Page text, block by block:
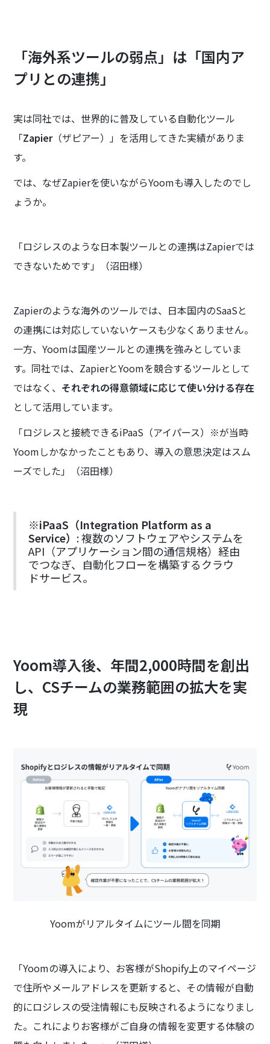
「海外系ツールの弱点」は「国内ア
プリとの連携」
実は同社では、世界的に普及している自動化ツール
「Zapier（ザピアー）」を活用してきた実績がありま
す。
では、なぜZapierを使いながらYoomも導入したのでし
ょうか。
「ロジレスのような日本製ツールとの連携はZapierでは
できないためです」（沼田様）
Zapierのような海外のツールでは、日本国内のSaaSと
の連携には対応していないケースも少なくありません。
一方、Yoomは国産ツールとの連携を強みとしていま
す。同社では、ZapierとYoomを競合するツールとして
ではなく、 それぞれの得意領域に応じて使い分ける存在
として活用しています。
「ロジレスと接続できるiPaaS（アイパース）※が当時
Yoomしかなかったこともあり、導入の意思決定はスム
ーズでした」（沼田様）
※iPaaS（Integration Platform as a
Service） : 複数のソフトウェアやシステムを
API（アプリケーション間の通信規格）経由
でつなぎ、自動化フローを構築するクラウ
ドサービス。
Yoom導入後、年間2,000時間を創出
し、CSチームの業務範囲の拡大を実
現
Yoomがリアルタイムにツール間を同期
「Yoomの導入により、お客様がShopify上のマイページ
で住所やメールアドレスを更新すると、その情報が自動
的にロジレスの受注情報にも反映されるようになりまし
た。これによりお客様がご自身の情報を変更する体験の